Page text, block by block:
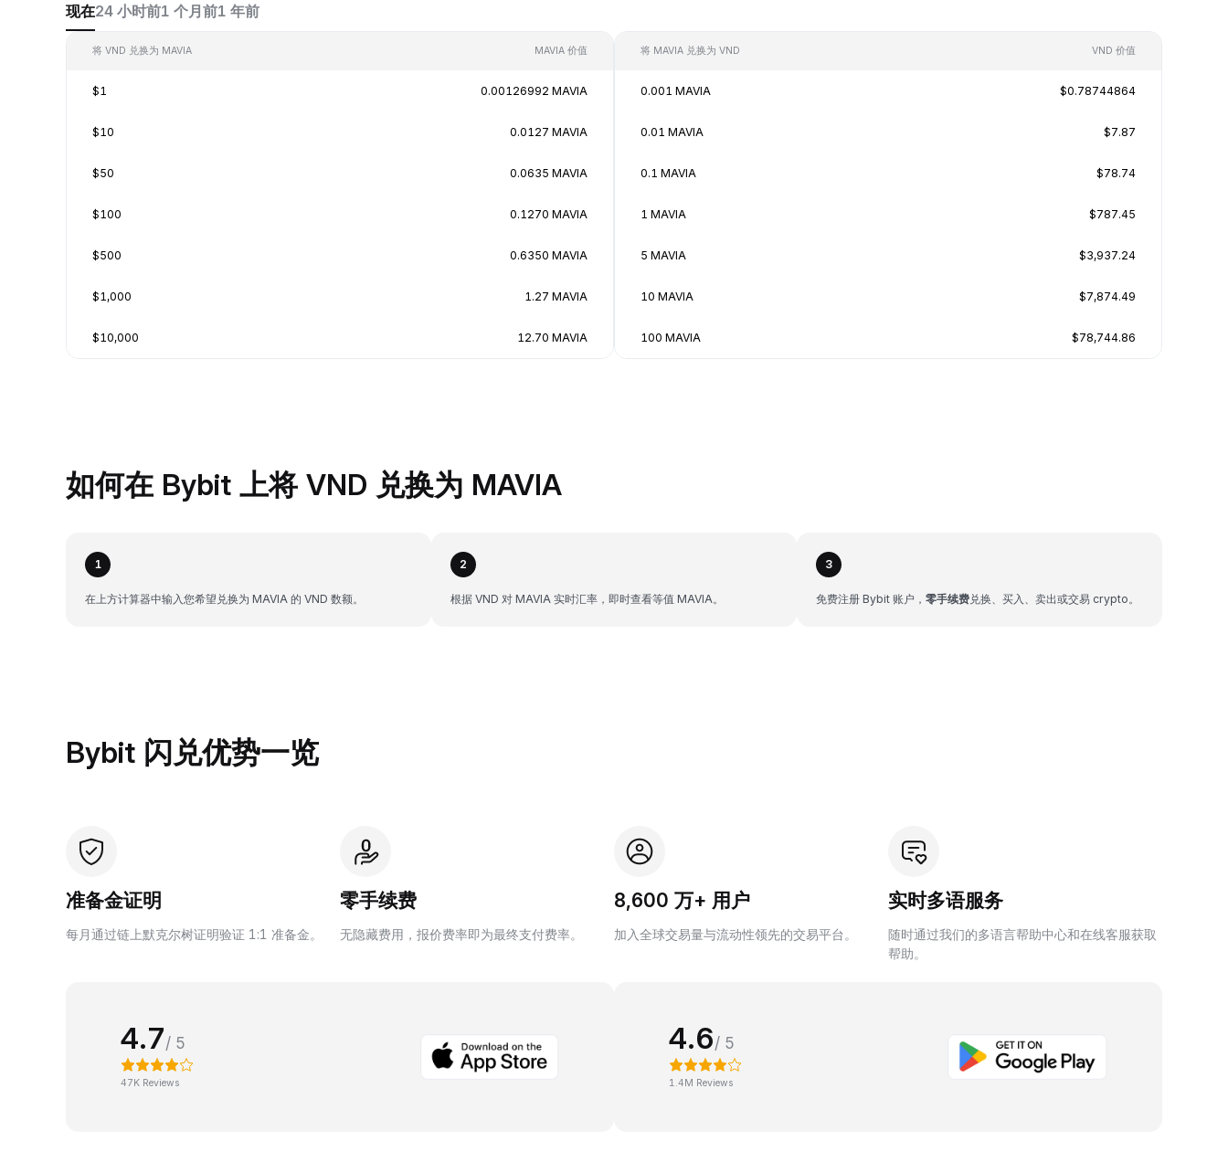
现在24 小时前1 个月前1 年前
将 VND 兑换为 MAVIA MAVIA 价值
$1 0.00126992 MAVIA
$10 0.0127 MAVIA
$50 0.0635 MAVIA
$100 0.1270 MAVIA
$500 0.6350 MAVIA
$1,000 1.27 MAVIA
$10,000 12.70 MAVIA
将 MAVIA 兑换为 VND VND 价值
0.001 MAVIA $0.78744864
0.01 MAVIA $7.87
0.1 MAVIA $78.74
1 MAVIA $787.45
5 MAVIA $3,937.24
10 MAVIA $7,874.49
100 MAVIA $78,744.86
如何在 Bybit 上将 VND 兑换为 MAVIA
1
在上方计算器中输入您希望兑换为 MAVIA 的 VND 数额。
2
根据 VND 对 MAVIA 实时汇率，即时查看等值 MAVIA。
3
免费注册 Bybit 账户， 零手续费 兑换、买入、卖出或交易 crypto。
Bybit 闪兑优势一览
准备金证明
每月通过链上默克尔树证明验证 1:1 准备金。
零手续费
无隐藏费用，报价费率即为最终支付费率。
8,600 万+ 用户
加入全球交易量与流动性领先的交易平台。
实时多语服务
随时通过我们的多语言帮助中心和在线客服获取
帮助。
4.7/ 5
47K Reviews
4.6/ 5
1.4M Reviews